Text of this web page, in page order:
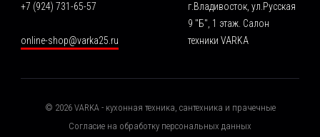
+7 (924) 731-65-57
online-shop@varka25.ru
г.Владивосток, ул.Русская
9 "Б", 1 этаж. Салон
техники VARKA
© 2026VARKA - кухонная техника, сантехника и прачечные
Согласие на обработку персональных данных